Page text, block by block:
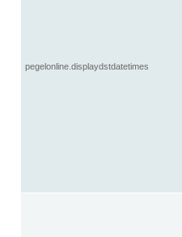
pegelonline.displaydstdatetimes